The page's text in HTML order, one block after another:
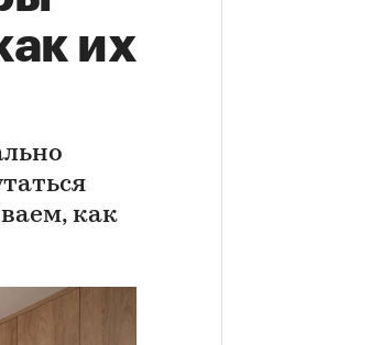
их
как